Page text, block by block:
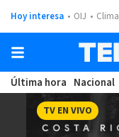
Hoy interesa OIJ Clima
Última hora Nacional
TV EN VIVO